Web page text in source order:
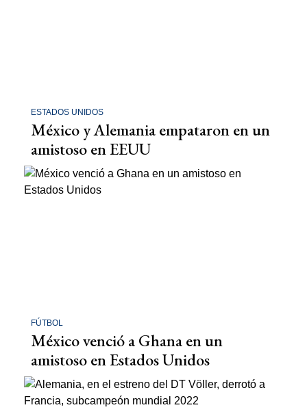
ESTADOS UNIDOS
México y Alemania empataron en un
amistoso en EEUU
FÚTBOL
México venció a Ghana en un
amistoso en Estados Unidos